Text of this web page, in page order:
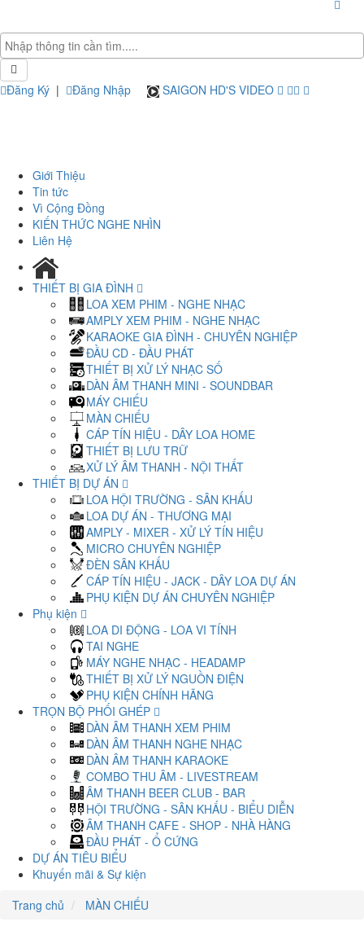
Đăng Ký | Đăng Nhập SAIGON HD'S VIDEO
Giới Thiệu
Tin tức
Vì Cộng Đồng
KIẾN THỨC NGHE NHÌN
Liên Hệ
THIẾT BỊ GIA ĐÌNH
LOA XEM PHIM - NGHE NHẠC
AMPLY XEM PHIM - NGHE NHẠC
KARAOKE GIA ĐÌNH - CHUYÊN NGHIỆP
ĐẦU CD - ĐẦU PHÁT
THIẾT BỊ XỬ LÝ NHẠC SỐ
DÀN ÂM THANH MINI - SOUNDBAR
MÁY CHIẾU
MÀN CHIẾU
CÁP TÍN HIỆU - DÂY LOA HOME
THIẾT BỊ LƯU TRỮ
XỬ LÝ ÂM THANH - NỘI THẤT
THIẾT BỊ DỰ ÁN
LOA HỘI TRƯỜNG - SÂN KHẤU
LOA DỰ ÁN - THƯƠNG MẠI
AMPLY - MIXER - XỬ LÝ TÍN HIỆU
MICRO CHUYÊN NGHIỆP
ĐÈN SÂN KHẤU
CÁP TÍN HIỆU - JACK - DÂY LOA DỰ ÁN
PHỤ KIỆN DỰ ÁN CHUYÊN NGHIỆP
Phụ kiện
LOA DI ĐỘNG - LOA VI TÍNH
TAI NGHE
MÁY NGHE NHẠC - HEADAMP
THIẾT BỊ XỬ LÝ NGUỒN ĐIỆN
PHỤ KIỆN CHÍNH HÃNG
TRỌN BỘ PHỐI GHÉP
DÀN ÂM THANH XEM PHIM
DÀN ÂM THANH NGHE NHẠC
DÀN ÂM THANH KARAOKE
COMBO THU ÂM - LIVESTREAM
ÂM THANH BEER CLUB - BAR
HỘI TRƯỜNG - SÂN KHẤU - BIỂU DIỄN
ÂM THANH CAFE - SHOP - NHÀ HÀNG
ĐẦU PHÁT - Ổ CỨNG
DỰ ÁN TIÊU BIỂU
Khuyến mãi & Sự kiện
Trang chủ
MÀN CHIẾU